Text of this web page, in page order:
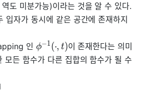
도 미분가능)이라는 것을 알 수 있다.
입자가 동시에 같은 공간에 존재하지
인 ϕ−1(⋅, t)이 존재한다는 의미
모든 함수가 다른 집합의 함수가 될 수